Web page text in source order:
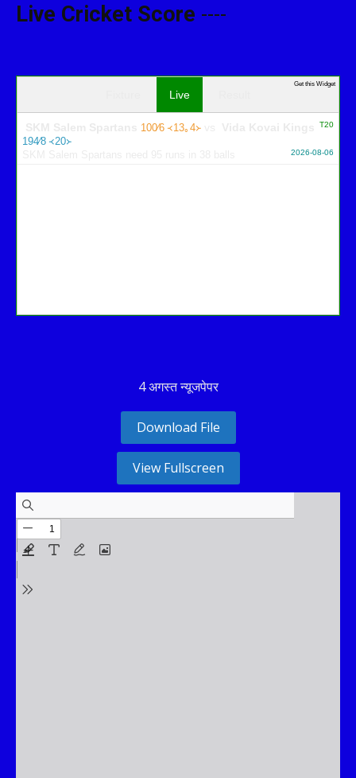
Live Cricket Score ----
Live
T20
100∕6 ᚜13｡4᚛
194∕8 ᚜20᚛
2026-08-06
Get this Widget
4 अगस्त न्यूजपेपर
Download File
View Fullscreen